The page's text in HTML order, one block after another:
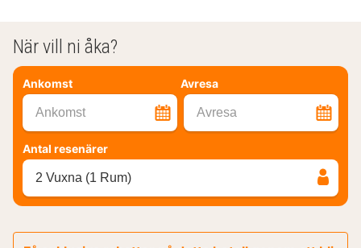
När vill ni åka?
Ankomst Avresa
Ankomst Avresa
Antal resenärer
2 Vuxna (1 Rum)